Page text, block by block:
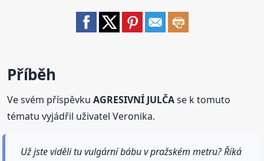
Příběh
Ve svém příspěvkuAGRESIVNÍ JULČAse k tomuto
tématu vyjádřil uživatel Veronika.
Už jste viděli tu vulgární bábu v pražském metru? Říká